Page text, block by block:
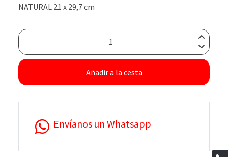
NATURAL 21 x 29,7 cm
Añadir a la cesta
Envíanos un Whatsapp